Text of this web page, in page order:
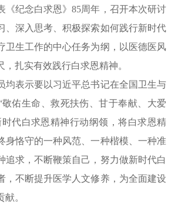
《纪念白求恩》85周年，召开本次研讨
、深入思考、积极探索如何践行新时代
卫生工作的中心任务为纲，以医德医风
扎实有效践行白求恩精神。
表示要以习近平总书记在全国卫生与
佑生命、救死扶伤、甘于奉献、大爱
时代白求恩精神行动纲领，将白求恩精
身恪守的一种风范、一种楷模、一种准
追求，不断鞭策自己，努力做新时代白
，不断提升医学人文修养，为全面建设
。